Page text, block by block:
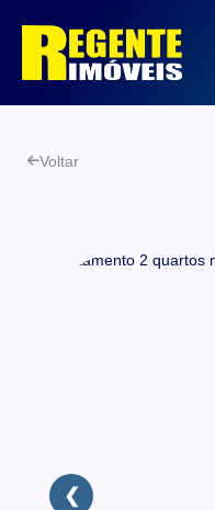
Voltar
❮